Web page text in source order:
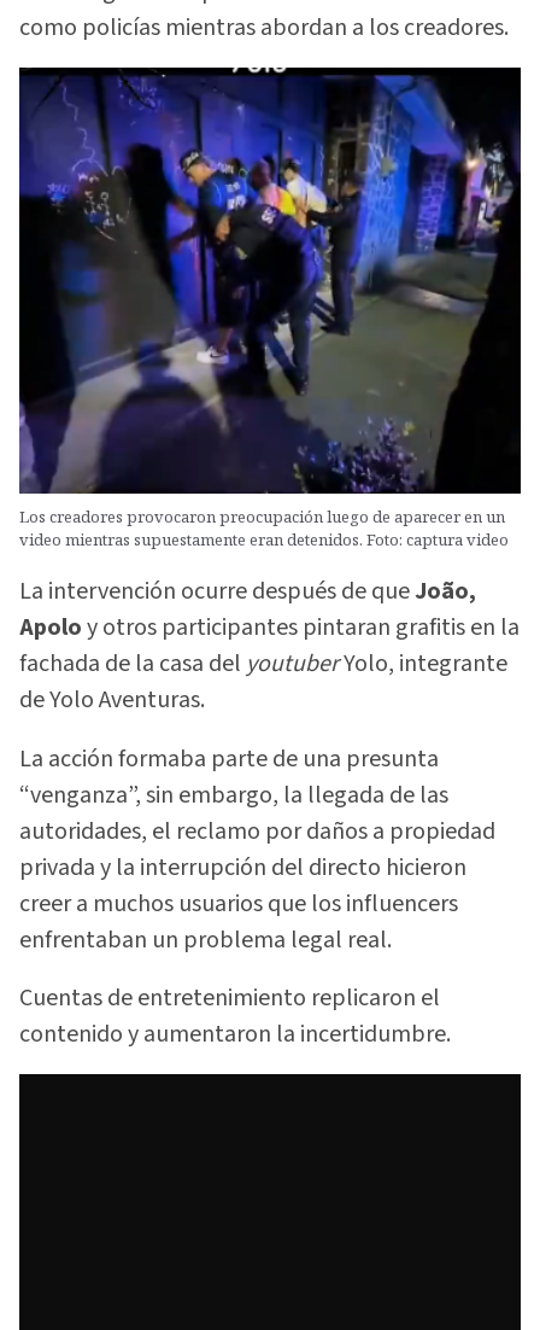
como policías mientras abordan a los creadores.
Los creadores provocaron preocupación luego de aparecer en un
video mientras supuestamente eran detenidos. Foto: captura video
La intervención ocurre después de queJoão,
Apoloy otros participantes pintaran grafitis en la
fachada de la casa del youtuberYolo, integrante
de Yolo Aventuras.
La acción formaba parte de una presunta
“venganza”, sin embargo, la llegada de las
autoridades, el reclamo por daños a propiedad
privada y la interrupción del directo hicieron
creer a muchos usuarios que los influencers
enfrentaban un problema legal real.
Cuentas de entretenimiento replicaron el
contenido y aumentaron la incertidumbre.